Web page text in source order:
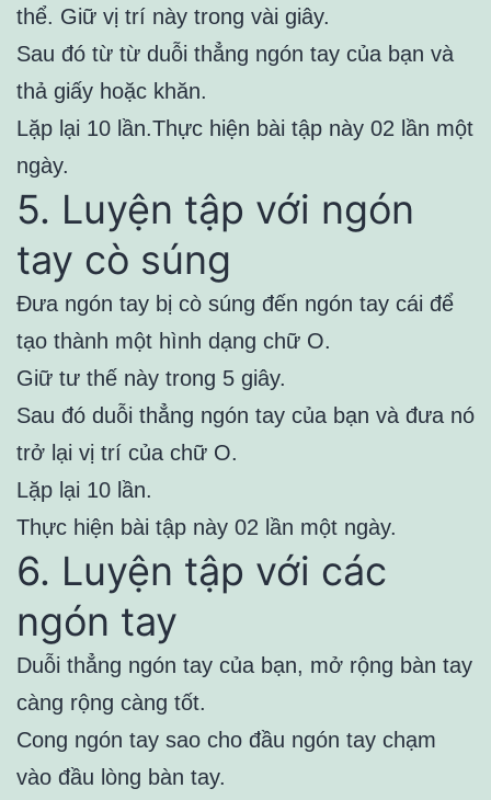
thể. Giữ vị trí này trong vài giây.
Sau đó từ từ duỗi thẳng ngón tay của bạn và
thả giấy hoặc khăn.
Lặp lại 10 lần.Thực hiện bài tập này 02 lần một
ngày.
5. Luyện tập với ngón
tay cò súng
Đưa ngón tay bị cò súng đến ngón tay cái để
tạo thành một hình dạng chữ O.
Giữ tư thế này trong 5 giây.
Sau đó duỗi thẳng ngón tay của bạn và đưa nó
trở lại vị trí của chữ O.
Lặp lại 10 lần.
Thực hiện bài tập này 02 lần một ngày.
6. Luyện tập với các
ngón tay
Duỗi thẳng ngón tay của bạn, mở rộng bàn tay
càng rộng càng tốt.
Cong ngón tay sao cho đầu ngón tay chạm
vào đầu lòng bàn tay.